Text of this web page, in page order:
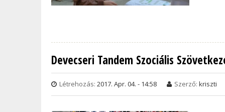
Devecseri Tandem Szociális
Létrehozás: 2017. Apr. 04. - 14:58 Szerző: kriszti